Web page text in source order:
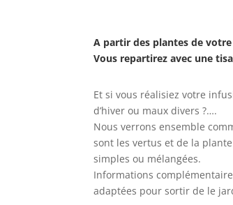
A partir des plantes de
Vous repartirez avec une
Et si vous réalisiez votre
d’hiver ou maux divers ?….
Nous verrons ensemble
sont les vertus et de la
simples ou mélangées.
Informations
adaptées pour sortir de le